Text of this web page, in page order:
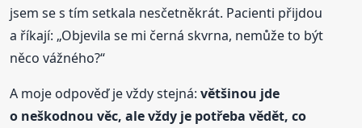
jsem se s tím setkala nesčetněkrát. Pacienti přijdou
a říkají: „Objevila se mi černá skvrna, nemůže to být
něco vážného?“
A moje odpověď je vždy stejná:většinou jde
o neškodnou věc, ale vždy je potřeba vědět, co